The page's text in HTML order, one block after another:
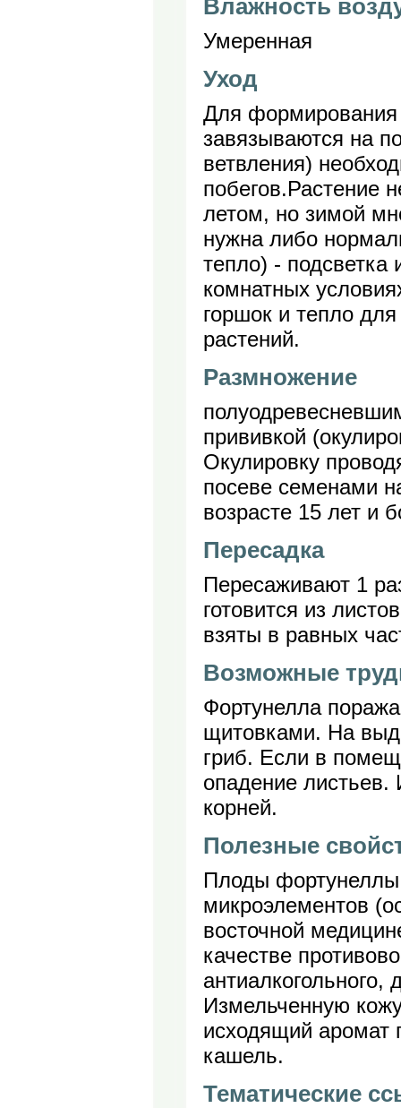
Влажность
Умеренная
Уход
Для формирования
завязываются на
ветвления)
побегов.Растение
летом, но зимой
нужна либо
тепло) -
комнатных
горшок и тепло
растений.
Размножение
прививкой
Окулировку
посеве семенами
возрасте 15 лет и
Пересадка
Пересаживают 1
готовится из
взяты в равных
Возможные
Фортунелла
щитовками. На
гриб. Если в
опадение листьев.
корней.
Полезные
Плоды фортунеллы
микроэлементов
восточной
качестве
антиалкогольного,
Измельченную
исходящий аромат
кашель.
Тематические